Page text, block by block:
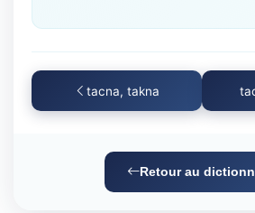
tacna, takna
Retour au